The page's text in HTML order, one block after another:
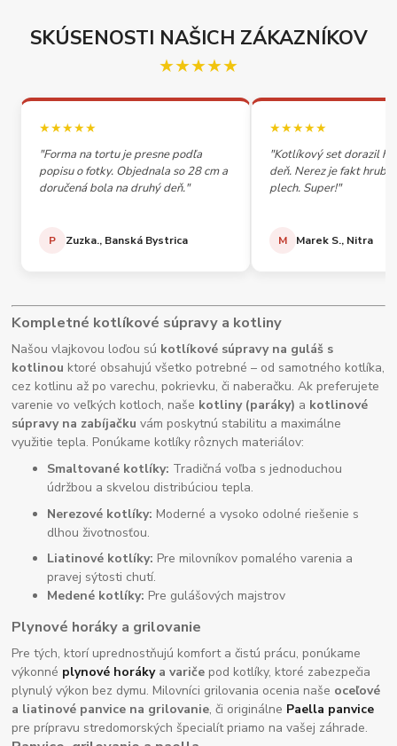
SKÚSENOSTI NAŠICH ZÁKAZNÍKOV
★★★★★
★★★★★
"Forma na tortu je presne podľa
popisu o fotky. Objednala so 28 cm a
doručená bola na druhý deň."
P Zuzka., Banská Bystrica
★★★★★
"Kotlíkový set dorazil
deň. Nerez je fakt
plech. Super!"
M Marek S., Nitra
Kompletné kotlíkové súpravy a kotliny
Našou vlajkovou loďou sú kotlíkové súpravy na guláš s
kotlinou ktoré obsahujú všetko potrebné – od samotného kotlíka,
cez kotlinu až po varechu, pokrievku, či naberačku. Ak preferujete
varenie vo veľkých kotloch, naše kotliny (paráky) a kotlinové
súpravy na zabíjačku vám poskytnú stabilitu a maximálne
využitie tepla. Ponúkame kotlíky rôznych materiálov:
Smaltované kotlíky: Tradičná voľba s jednoduchou
údržbou a skvelou distribúciou tepla.
Nerezové kotlíky: Moderné a vysoko odolné riešenie s
dlhou životnosťou.
Liatinové kotlíky: Pre milovníkov pomalého varenia a
pravej sýtosti chutí.
Medené kotlíky: Pre gulášových majstrov
Plynové horáky a grilovanie
Pre tých, ktorí uprednostňujú komfort a čistú prácu, ponúkame
výkonné plynové horákya variče pod kotlíky, ktoré zabezpečia
plynulý výkon bez dymu. Milovníci grilovania ocenia naše oceľové
a liatinové panvice na grilovanie, či originálne Paella panvice
pre prípravu stredomorských špecialít priamo na vašej záhrade.